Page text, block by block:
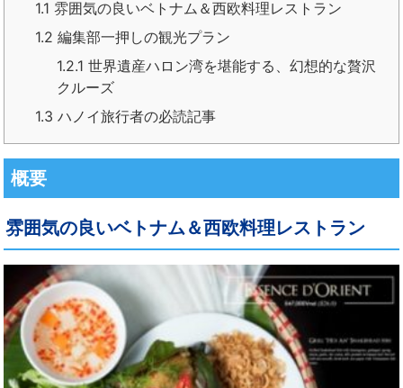
1.1 雰囲気の良いベトナム＆西欧料理レストラン
1.2 編集部一押しの観光プラン
1.2.1 世界遺産ハロン湾を堪能する、幻想的な贅沢
クルーズ
1.3 ハノイ旅行者の必読記事
概要
雰囲気の良いベトナム＆西欧料理レストラン